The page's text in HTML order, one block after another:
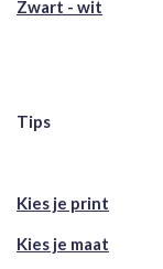
Zwart - wit
Tips
Kies je print
Kies je maat